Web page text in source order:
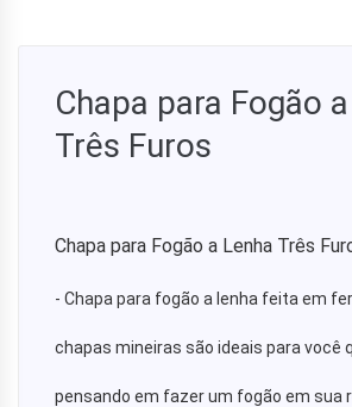
Chapa para Fogão
Três Furos
Chapa para Fogão a Lenha Três
- Chapa para fogão a lenha feita em
chapas mineiras são ideais para você
pensando em fazer um fogão em sua